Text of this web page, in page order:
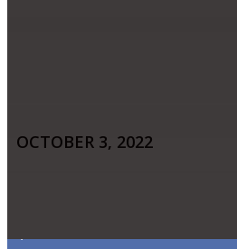
OCTOBER 3, 2022